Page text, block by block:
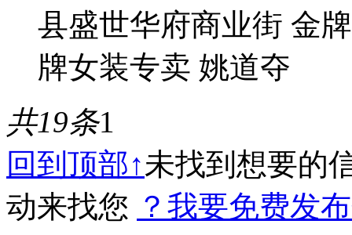
县盛世华府商业街 金
牌女装专卖 姚道夺
共19条1
回到顶部↑未找到想要的
动来找您 ？我要免费发